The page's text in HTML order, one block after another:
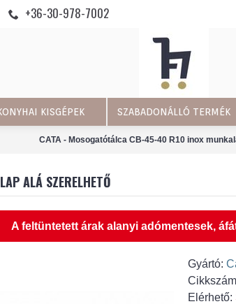
+36-30-978-7002
KISGÉPEK SZABADONÁLLÓ TERMÉK
CATA - Mosogatótálca CB-45-40 R10 inox
ALÁ SZERELHETŐ
A feltüntetett árak alanyi adómentesek,
Gyártó:
Elérhető: